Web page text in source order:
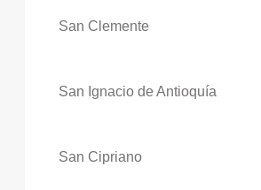
San Clemente
San Ignacio de Antioquía
San Cipriano